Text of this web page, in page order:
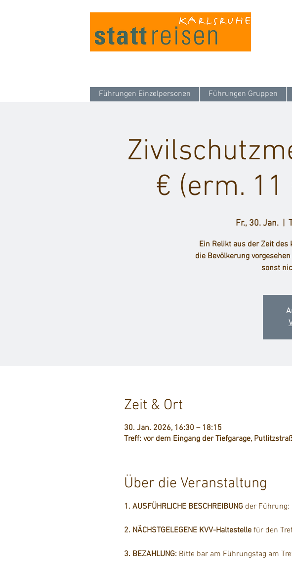
Führungen Einzelpersonen Führungen Gruppen
€ (erm. 11
Fr., 30. Jan.
  |
Ein Relikt aus der Zeit des
die Bevölkerung
Zeit & Ort
30. Jan. 2026, 16:30 – 18:15
Treff: vor dem Eingang der Tiefgarage,
Über die Veranstaltung
1. AUSFÜHRLICHE BESCHREIBUNG der Führung:
2. NÄCHSTGELEGENE KVV-Haltestelle für den
3. BEZAHLUNG: Bitte bar am Führungstag am